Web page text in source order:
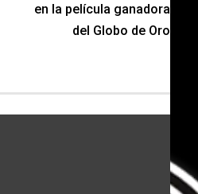
en la película ganadora
del Globo de Oro